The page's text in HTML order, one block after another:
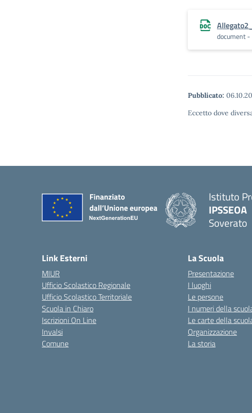
document -
Pubblicato:
Eccetto dove
Istituto
IPSSEOA
Soverato
Link Esterni
MIUR
Ufficio Scolastico Regionale
Ufficio Scolastico Territoriale
Scuola in Chiaro
Iscrizioni On Line
Invalsi
Comune
La Scuola
Presentazione
I luoghi
Le persone
I numeri della
Le carte della
Organizzazione
La storia